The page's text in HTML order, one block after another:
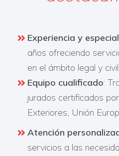
Experiencia y
años ofreciendo
en el ámbito legal y civil.
Equipo cualificado:
jurados certificados
Exteriores, Unión
Atención
servicios a las